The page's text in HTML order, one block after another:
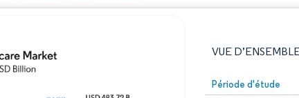
VUE
Période d'étude